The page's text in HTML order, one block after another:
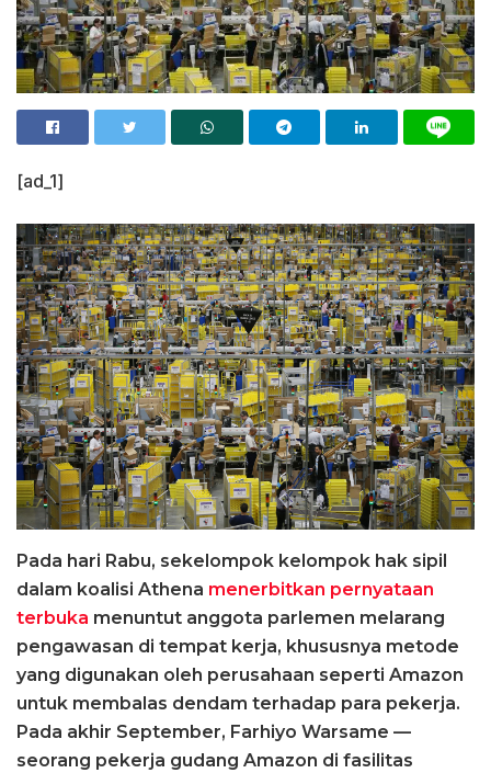
[ad_1]
Pada hari Rabu, sekelompok kelompok hak sipil
dalam koalisi Athena menerbitkan pernyataan
terbuka menuntut anggota parlemen melarang
pengawasan di tempat kerja, khususnya metode
yang digunakan oleh perusahaan seperti Amazon
untuk membalas dendam terhadap para pekerja.
Pada akhir September, Farhiyo Warsame —
seorang pekerja gudang Amazon di fasilitas